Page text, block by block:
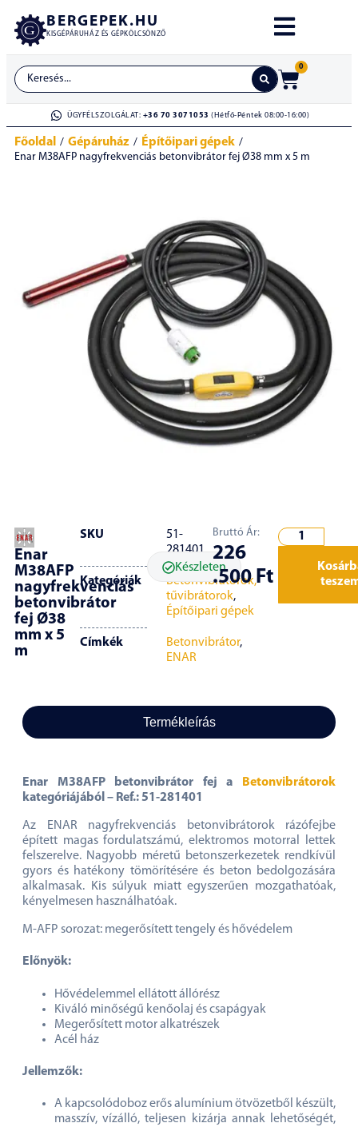
BERGEPEK.HU
KISGÉPÁRUHÁZ ÉS GÉPKÖLCSÖNZŐ
0
ÜGYFÉLSZOLGÁLAT: +36 70 3071053 (Hétfő-Péntek 08:00-16:00)
Főoldal / Gépáruház / Építőipari gépek /
Enar M38AFP nagyfrekvenciás betonvibrátor fej Ø38 mm x 5 m
Enar
M38AFP
nagyfrekvenciás
betonvibrátor
fej Ø38
mm x 5
m
SKU
51-
281401
Kategóriák
Betonvibrátorok,
tűvibrátorok,
Építőipari gépek
Címkék Betonvibrátor,
ENAR
Készleten
Bruttó Ár:
226
.500 Ft
Termékleírás
Enar M38AFP betonvibrátor fej a Betonvibrátorok
kategóriájából – Ref.: 51-281401
Az ENAR nagyfrekvenciás betonvibrátorok rázófejbe
épített magas fordulatszámú, elektromos motorral lettek
felszerelve. Nagyobb méretű betonszerkezetek rendkívül
gyors és hatékony tömörítésére és beton bedolgozására
alkalmasak. Kis súlyuk miatt egyszerűen mozgathatóak,
kényelmesen használhatóak.
M-AFP sorozat: megerősített tengely és hővédelem
Előnyök:
Hővédelemmel ellátott állórész
Kiváló minőségű kenőolaj és csapágyak
Megerősített motor alkatrészek
Acél ház
Jellemzők:
A kapcsolódoboz erős alumínium ötvözetből készült,
masszív, vízálló, teljesen kizárja annak lehetőségét,